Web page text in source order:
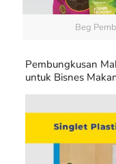
Beg
Pembungkusan
untuk Bisnes